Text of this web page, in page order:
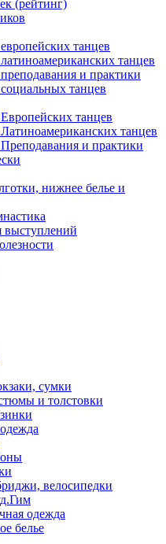
(рейтинг)
танцев
танцев
и практики
танцев
танцев
танцев
и практики
нижнее белье и
выступлений
сумки
и толстовки
велосипедки
одежда
белье